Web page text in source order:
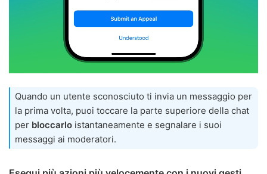
Quando un utente sconosciuto ti invia un messaggio per
la prima volta, puoi toccare la parte superiore della chat
per bloccarlo istantaneamente e segnalare i suoi
messaggi ai moderatori.